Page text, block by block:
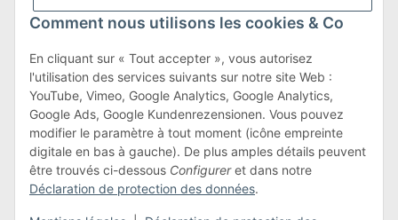
Comment nous utilisons les cookies & Co
En cliquant sur « Tout accepter », vous autorisez
l'utilisation des services suivants sur notre site Web :
YouTube, Vimeo, Google Analytics, Google Analytics,
Google Ads, Google Kundenrezensionen. Vous pouvez
modifier le paramètre à tout moment (icône empreinte
digitale en bas à gauche). De plus amples détails peuvent
être trouvés ci-dessous Configureret dans notre
Déclaration de protection des données.
Transport et retours
Conditions générales
#global.withdrawalForm#